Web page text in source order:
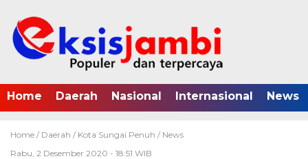
Home Daerah Nasional Internasional News
Home / Daerah / Kota Sungai Penuh / News
Rabu, 2 Desember 2020 - 18:51 WIB